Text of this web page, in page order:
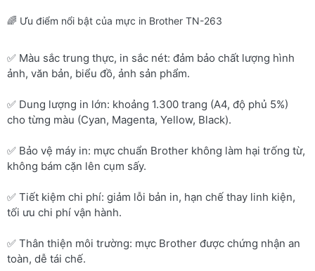
🌈 Ưu điểm nổi bật của mực in Brother TN-263
✅ Màu sắc trung thực, in sắc nét: đảm bảo chất lượng hình
ảnh, văn bản, biểu đồ, ảnh sản phẩm.
✅ Dung lượng in lớn: khoảng 1.300 trang (A4, độ phủ 5%)
cho từng màu (Cyan, Magenta, Yellow, Black).
✅ Bảo vệ máy in: mực chuẩn Brother không làm hại trống từ,
không bám cặn lên cụm sấy.
✅ Tiết kiệm chi phí: giảm lỗi bản in, hạn chế thay linh kiện,
tối ưu chi phí vận hành.
✅ Thân thiện môi trường: mực Brother được chứng nhận an
toàn, dễ tái chế.